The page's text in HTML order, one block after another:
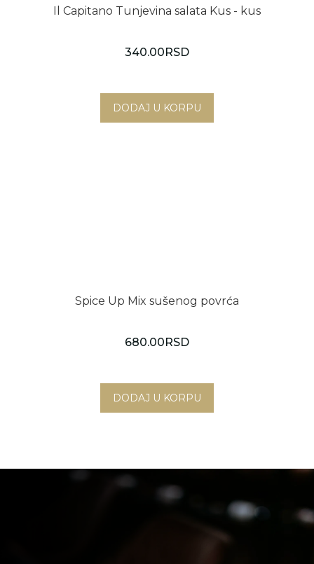
Il Capitano Tunjevina salata Kus - kus
340.00 RSD
Spice Up Mix sušenog povrća
680.00 RSD